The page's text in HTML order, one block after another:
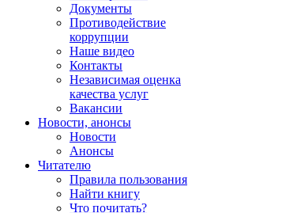
Документы
Противодействие
коррупции
Наше видео
Контакты
Независимая оценка
качества услуг
Вакансии
Новости, анонсы
Новости
Анонсы
Читателю
Правила пользования
Найти книгу
Что почитать?